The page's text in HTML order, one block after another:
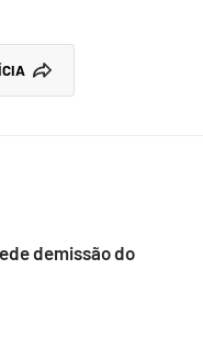
demissão do